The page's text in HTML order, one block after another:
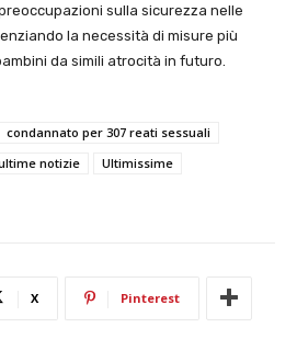
sulla sicurezza nelle
la necessità di misure più
da simili atrocità in futuro.
condannato per 307 reati sessuali
notizie
Ultimissime
X Pinterest